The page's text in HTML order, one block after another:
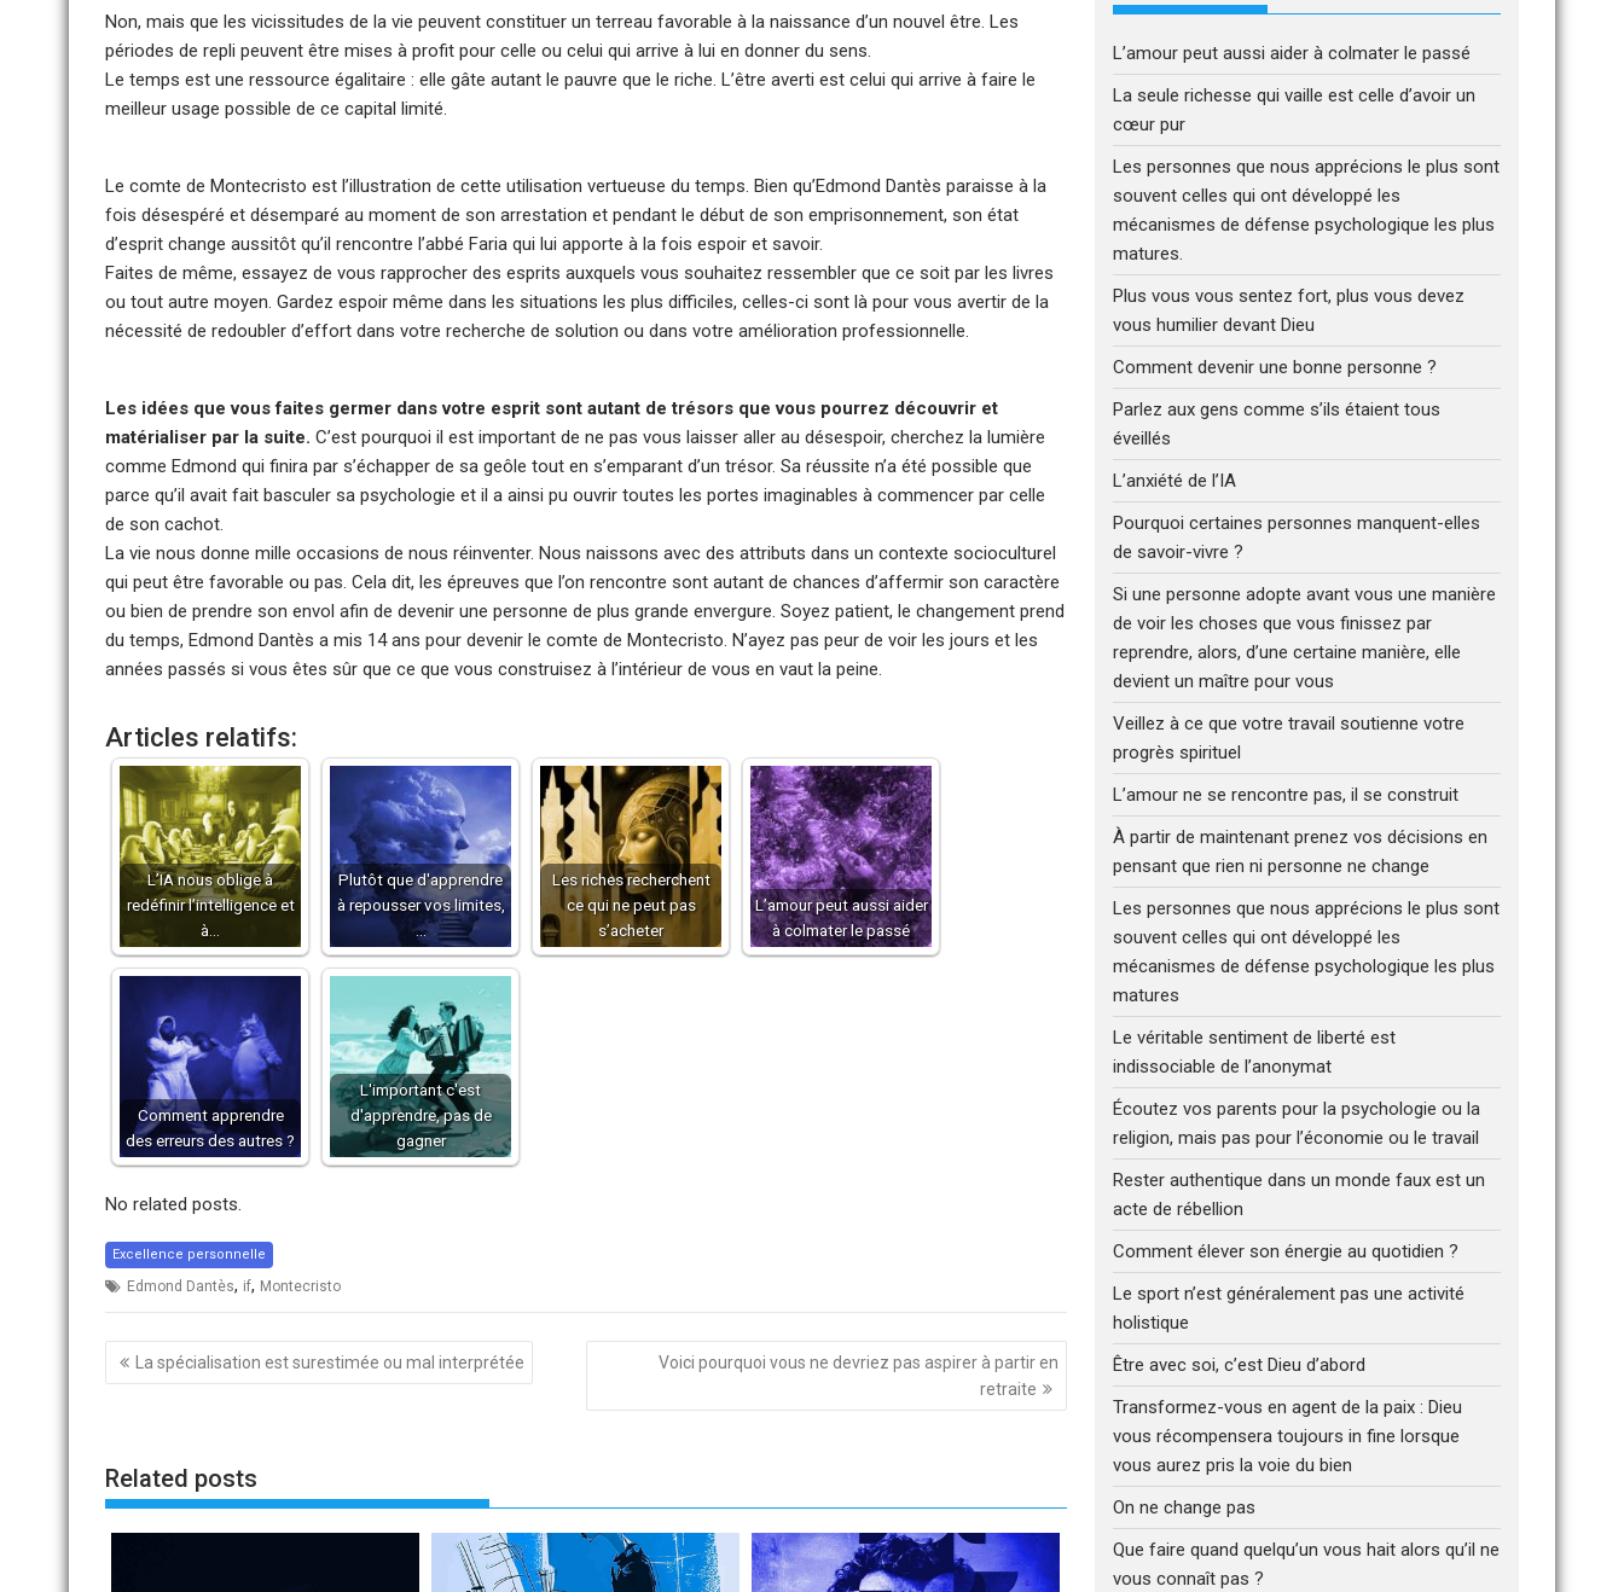
Non, mais que les vicissitudes de la vie peuvent constituer un terreau favorable à la naissance d’un nouvel être. Les
périodes de repli peuvent être mises à profit pour celle ou celui qui arrive à lui en donner du sens.
Le temps est une ressource égalitaire : elle gâte autant le pauvre que le riche. L’être averti est celui qui arrive à faire le
meilleur usage possible de ce capital limité.
Le comte de Montecristo est l’illustration de cette utilisation vertueuse du temps. Bien qu’Edmond Dantès paraisse à la
fois désespéré et désemparé au moment de son arrestation et pendant le début de son emprisonnement, son état
d’esprit change aussitôt qu’il rencontre l’abbé Faria qui lui apporte à la fois espoir et savoir.
Faites de même, essayez de vous rapprocher des esprits auxquels vous souhaitez ressembler que ce soit par les livres
ou tout autre moyen. Gardez espoir même dans les situations les plus difficiles, celles-ci sont là pour vous avertir de la
nécessité de redoubler d’effort dans votre recherche de solution ou dans votre amélioration professionnelle.
Les idées que vous faites germer dans votre esprit sont autant de trésors que vous pourrez découvrir et
matérialiser par la suite. C’est pourquoi il est important de ne pas vous laisser aller au désespoir, cherchez la lumière
comme Edmond qui finira par s’échapper de sa geôle tout en s’emparant d’un trésor. Sa réussite n’a été possible que
parce qu’il avait fait basculer sa psychologie et il a ainsi pu ouvrir toutes les portes imaginables à commencer par celle
de son cachot.
La vie nous donne mille occasions de nous réinventer. Nous naissons avec des attributs dans un contexte socioculturel
qui peut être favorable ou pas. Cela dit, les épreuves que l’on rencontre sont autant de chances d’affermir son caractère
ou bien de prendre son envol afin de devenir une personne de plus grande envergure. Soyez patient, le changement prend
du temps, Edmond Dantès a mis 14 ans pour devenir le comte de Montecristo. N’ayez pas peur de voir les jours et les
années passés si vous êtes sûr que ce que vous construisez à l’intérieur de vous en vaut la peine.
Articles relatifs:
L’IA nous oblige à
redéfinir l’intelligence et
à…
Plutôt que d'apprendre
à repousser vos limites,
…
Les riches recherchent
ce qui ne peut pas
s’acheter
L’amour peut aussi aider
à colmater le passé
Comment apprendre
des erreurs des autres ?
L'important c'est
d'apprendre, pas de
gagner
No related posts.
Excellence personnelle
Edmond Dantès, if, Montecristo
Navigation
de
La spécialisation est surestimée ou mal interprétée
Voici pourquoi vous ne devriez pas aspirer à partir en
retraite
Related posts
L’amour peut aussi aider à colmater le passé
La seule richesse qui vaille est celle d’avoir un
cœur pur
Les personnes que nous apprécions le plus sont
souvent celles qui ont développé les
mécanismes de défense psychologique les plus
matures.
Plus vous vous sentez fort, plus vous devez
vous humilier devant Dieu
Comment devenir une bonne personne ?
Parlez aux gens comme s’ils étaient tous
éveillés
L’anxiété de l’IA
Pourquoi certaines personnes manquent-elles
de savoir-vivre ?
Si une personne adopte avant vous une manière
de voir les choses que vous finissez par
reprendre, alors, d’une certaine manière, elle
devient un maître pour vous
Veillez à ce que votre travail soutienne votre
progrès spirituel
L’amour ne se rencontre pas, il se construit
À partir de maintenant prenez vos décisions en
pensant que rien ni personne ne change
Les personnes que nous apprécions le plus sont
souvent celles qui ont développé les
mécanismes de défense psychologique les plus
matures
Le véritable sentiment de liberté est
indissociable de l’anonymat
Écoutez vos parents pour la psychologie ou la
religion, mais pas pour l’économie ou le travail
Rester authentique dans un monde faux est un
acte de rébellion
Comment élever son énergie au quotidien ?
Le sport n’est généralement pas une activité
holistique
Être avec soi, c’est Dieu d’abord
Transformez-vous en agent de la paix : Dieu
vous récompensera toujours in fine lorsque
vous aurez pris la voie du bien
On ne change pas
Que faire quand quelqu’un vous hait alors qu’il ne
vous connaît pas ?